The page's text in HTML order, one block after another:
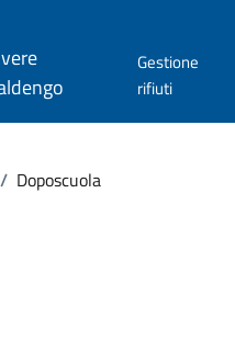
Gestione
rifiuti
/ Doposcuola